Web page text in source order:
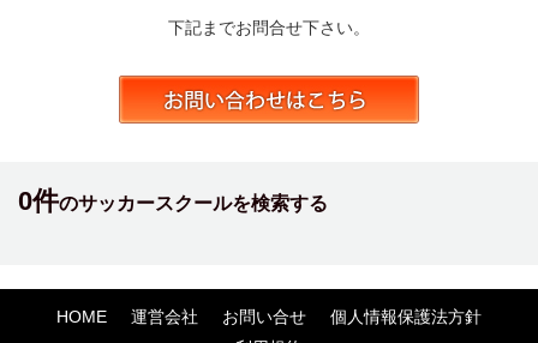
下記までお問合せ下さい。
0件のサッカースクールを検索する
HOME 運営会社 お問い合せ
個人情報保護法方針